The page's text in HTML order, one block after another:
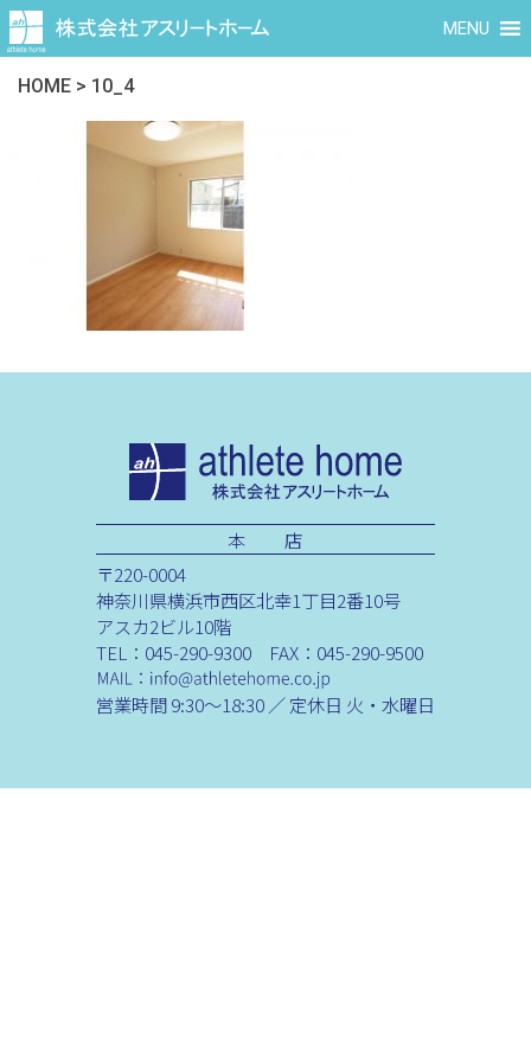
MENU
HOME > 10_4
本 店
〒220-0004
神奈川県横浜市西区北幸1丁目2番10号
アスカ2ビル10階
TEL：045-290-9300 FAX：045-290-9500
営業時間 9:30～18:30 ／ 定休日 火・水曜日